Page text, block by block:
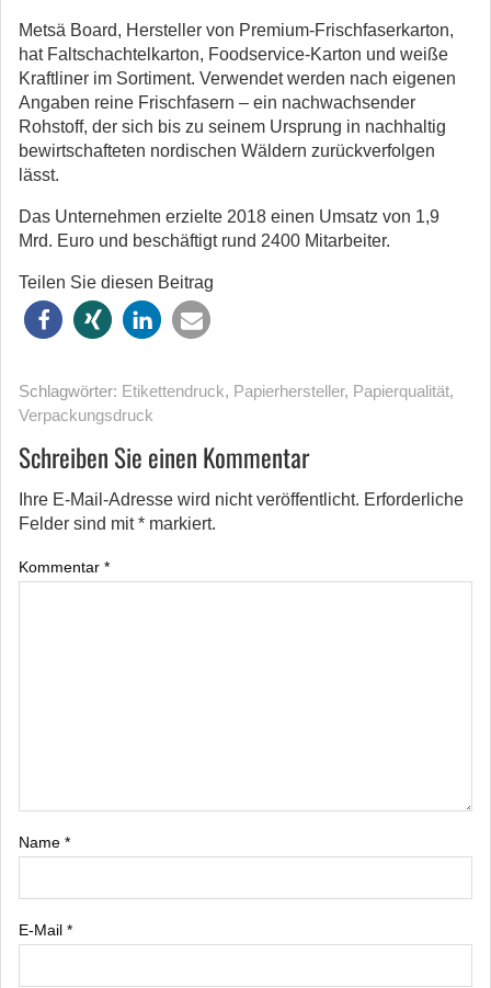
Metsä Board, Hersteller von Premium-Frischfaserkarton,
hat Faltschachtelkarton, Foodservice-Karton und weiße
Kraftliner im Sortiment. Verwendet werden nach eigenen
Angaben reine Frischfasern – ein nachwachsender
Rohstoff, der sich bis zu seinem Ursprung in nachhaltig
bewirtschafteten nordischen Wäldern zurückverfolgen
lässt.
Das Unternehmen erzielte 2018 einen Umsatz von 1,9
Mrd. Euro und beschäftigt rund 2400 Mitarbeiter.
Teilen Sie diesen Beitrag
Schlagwörter: Etikettendruck, Papierhersteller, Papierqualität,
Verpackungsdruck
Schreiben Sie einen Kommentar
Ihre E-Mail-Adresse wird nicht veröffentlicht. Erforderliche
Felder sind mit* markiert.
Kommentar *
Name *
E-Mail *